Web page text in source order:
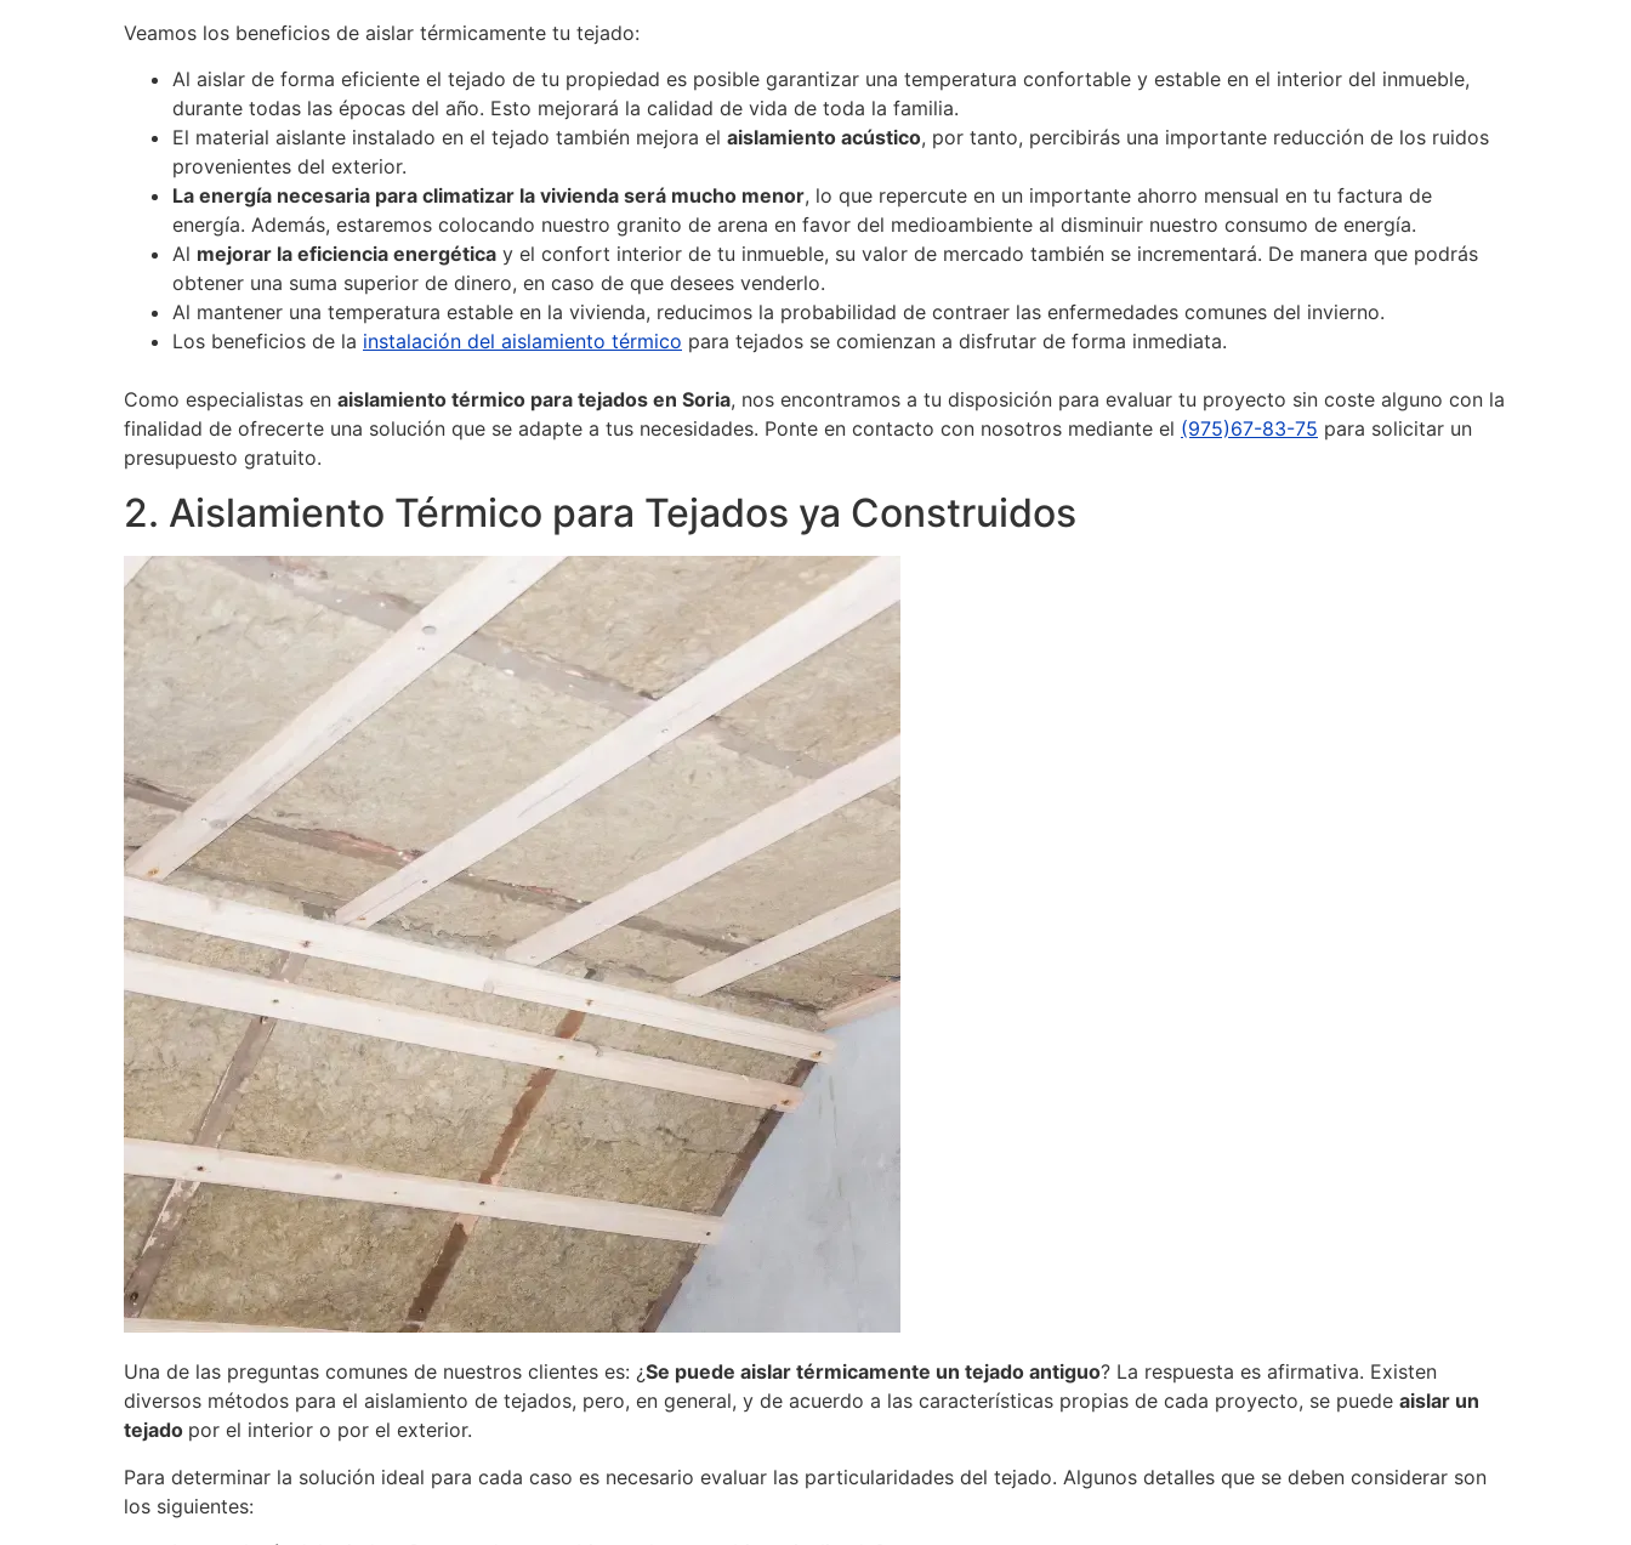
Veamos los beneficios de aislar térmicamente tu tejado:
Al aislar de forma eficiente el tejado de tu propiedad es posible garantizar una temperatura confortable y estable en el interior del inmueble,
durante todas las épocas del año. Esto mejorará la calidad de vida de toda la familia.
El material aislante instalado en el tejado también mejora el aislamiento acústico, por tanto, percibirás una importante reducción de los ruidos
provenientes del exterior.
La energía necesaria para climatizar la vivienda será mucho menor, lo que repercute en un importante ahorro mensual en tu factura de
energía. Además, estaremos colocando nuestro granito de arena en favor del medioambiente al disminuir nuestro consumo de energía.
Al mejorar la eficiencia energética y el confort interior de tu inmueble, su valor de mercado también se incrementará. De manera que podrás
obtener una suma superior de dinero, en caso de que desees venderlo.
Al mantener una temperatura estable en la vivienda, reducimos la probabilidad de contraer las enfermedades comunes del invierno.
Los beneficios de la instalación del aislamiento térmico para tejados se comienzan a disfrutar de forma inmediata.
Como especialistas en aislamiento térmico para tejados en Soria, nos encontramos a tu disposición para evaluar tu proyecto sin coste alguno con la
finalidad de ofrecerte una solución que se adapte a tus necesidades. Ponte en contacto con nosotros mediante el (975)67-83-75 para solicitar un
presupuesto gratuito.
2. Aislamiento Térmico para Tejados ya Construidos
Una de las preguntas comunes de nuestros clientes es: ¿Se puede aislar térmicamente un tejado antiguo? La respuesta es afirmativa. Existen
diversos métodos para el aislamiento de tejados, pero, en general, y de acuerdo a las características propias de cada proyecto, se puede aislar un
tejado por el interior o por el exterior.
Para determinar la solución ideal para cada caso es necesario evaluar las particularidades del tejado. Algunos detalles que se deben considerar son
los siguientes: